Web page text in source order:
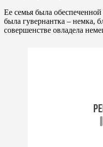
Ее семья была
была гувернантка – немка,
совершенстве овладела